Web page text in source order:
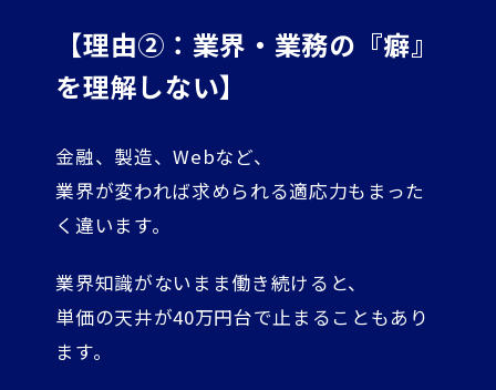
【理由②：業界・業務の『癖』
を理解しない】
金融、製造、Webなど、
業界が変われば求められる適応力もまった
く違います。
業界知識がないまま働き続けると、
単価の天井が40万円台で止まることもあり
ます。